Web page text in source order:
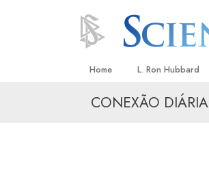
Home L. Ron Hubbard
CONEXÃO DIÁRIA